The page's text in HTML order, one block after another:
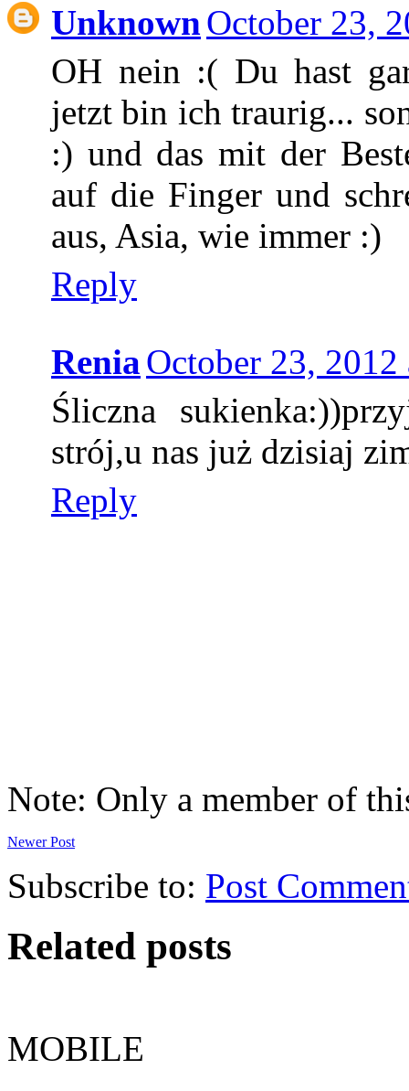
Unknown October 23,
OH nein :( Du hast
jetzt bin ich traurig...
:) und das mit der
auf die Finger und
aus, Asia, wie immer :)
Reply
Renia October 23,
Śliczna
strój,u nas już dzisiaj
Reply
Note: Only a member of
Newer Post
Subscribe to: Post
Related posts
MOBILE